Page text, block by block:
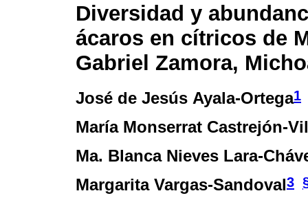
Diversidad y
ácaros en cítricos de
Gabriel Zamora,
José de Jesús Ayala-Ortega1
María Monserrat Castrejón-
Ma. Blanca Nieves Lara-
Margarita Vargas-Sandoval3